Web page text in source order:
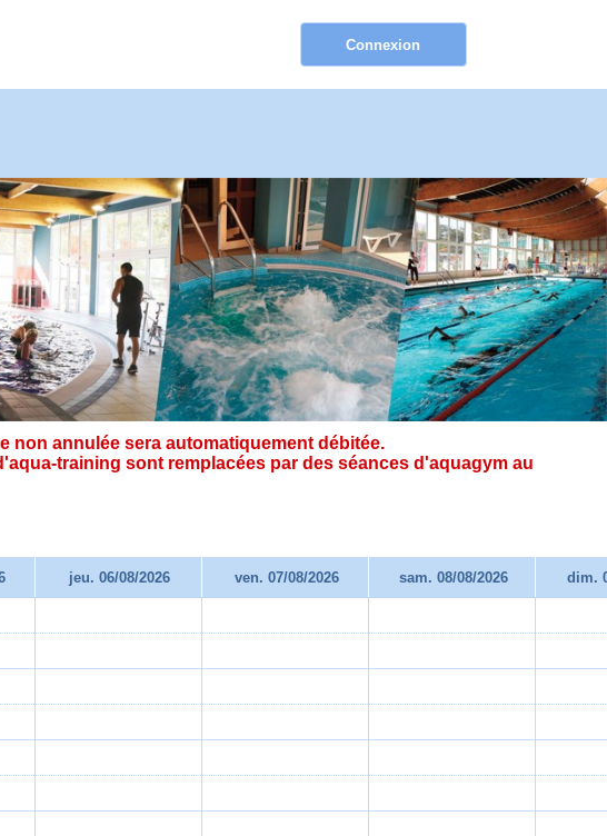
non annulée sera automatiquement débitée.
training sont remplacées par des séances d'aquagym au
jeu. 06/08/2026 ven. 07/08/2026 sam. 08/08/2026 dim.